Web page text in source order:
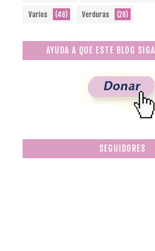
Varios (48) Verduras (28)
AYUDA A QUE ESTE BLOG
SEGUIDORES